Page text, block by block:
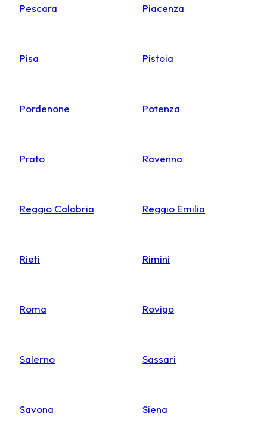
Pescara Piacenza
Pisa Pistoia
Pordenone Potenza
Prato Ravenna
Reggio Calabria Reggio Emilia
Rieti Rimini
Roma Rovigo
Salerno Sassari
Savona Siena